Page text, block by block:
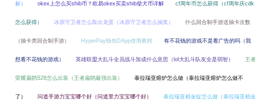
标） okex上怎么买shib币？欧易okex买卖shib柴犬币详解 cf周年币怎么获得（cf周年庆cdk
怎么获得） 冰原守卫者怎么取出龙蛋（冰原守卫者怎么抽奖） 什么回合制手游送抽卡次数
（抽卡类回合制手游） HyperPay钱包DApp使用教程 有不花钱的游戏不是看广告的吗（我
想看不花钱的游戏） 英雄联盟大乱斗全员战斗加成什么意思（lol大乱斗队友全是弱智） 王者
荣耀扁鹊S26怎么出装（王者扁鹊最强出装） 泰拉瑞亚熔炉怎么做（泰拉瑞亚熔炉怎么做不
了） 问道手游力宝宝哪个好（问道里力宝宝哪个好） 泰拉瑞亚精金锭怎么做（泰拉瑞亚精金